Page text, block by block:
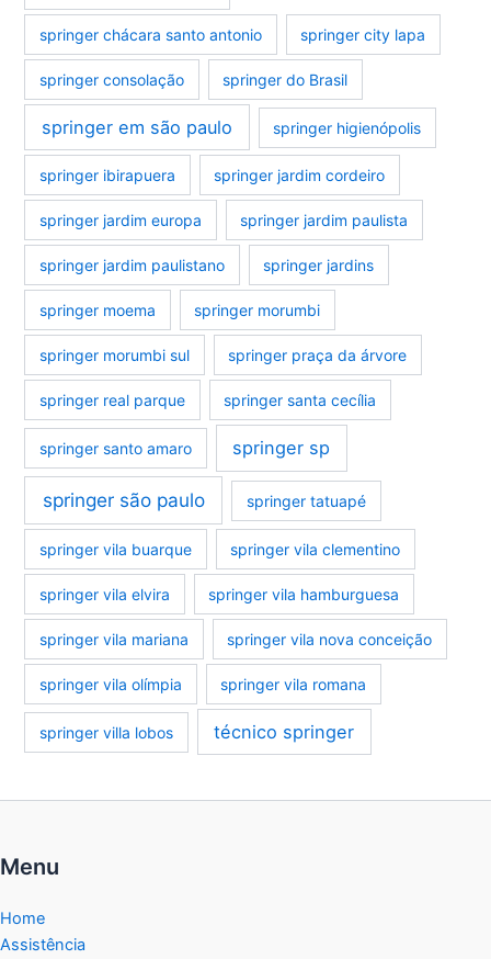
springer chácara santo antonio springer city lapa
springer consolação springer do Brasil
springer em são paulo springer higienópolis
springer ibirapuera springer jardim cordeiro
springer jardim europa springer jardim paulista
springer jardim paulistano springer jardins
springer moema springer morumbi
springer morumbi sul springer praça da árvore
springer real parque springer santa cecília
springer santo amaro springer sp
springer são paulo springer tatuapé
springer vila buarque springer vila clementino
springer vila elvira springer vila hamburguesa
springer vila mariana springer vila nova conceição
springer vila olímpia springer vila romana
springer villa lobos técnico springer
Menu
Home
Assistência